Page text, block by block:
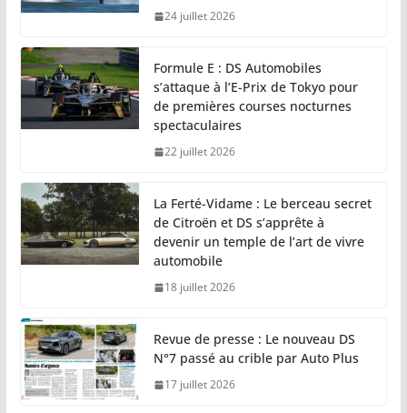
24 juillet 2026
Formule E : DS Automobiles
s’attaque à l’E-Prix de Tokyo pour
de premières courses nocturnes
spectaculaires
22 juillet 2026
La Ferté-Vidame : Le berceau secret
de Citroën et DS s’apprête à
devenir un temple de l’art de vivre
automobile
18 juillet 2026
Revue de presse : Le nouveau DS
N°7 passé au crible par Auto Plus
17 juillet 2026